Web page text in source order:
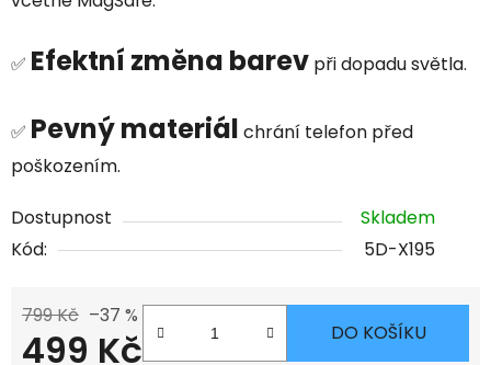
✅ Efektní změna barev při dopadu světla.
✅ Pevný materiál chrání telefon před
poškozením.
Dostupnost
Skladem
Kód:
5D-X195
799 Kč –37 %
499 Kč DO KOŠÍKU